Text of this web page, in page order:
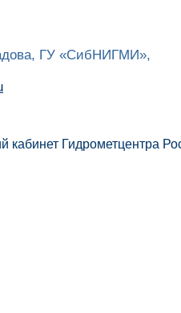
ГУ «СибНИГМИ»,
кабинет Гидрометцентра